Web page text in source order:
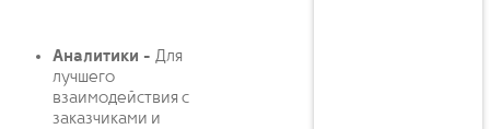
Аналитики - Для
лучшего
взаимодействия с
заказчиками и